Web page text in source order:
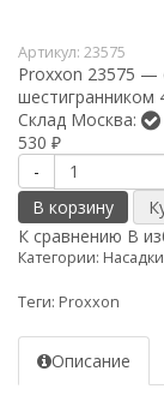
Артикул: 23575
Proxxon 23575 —
шестигранником
Склад Москва:
530 ₽
-
В корзину
К сравнению В
Категории:
Теги: Proxxon
Описание